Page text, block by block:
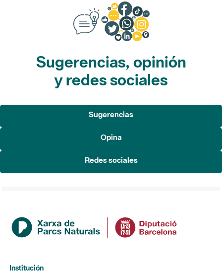
Sugerencias, opinión
y redes sociales
Sugerencias
Opina
Redes sociales
Institución